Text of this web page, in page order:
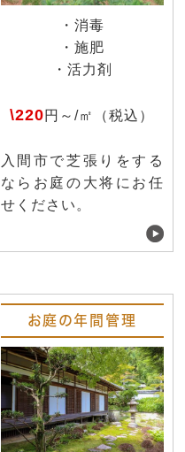
・消毒
・施肥
・活力剤
\220円～/㎡（税込）
入間市で芝張りをする
ならお庭の大将にお任
せください。
お庭の年間管理